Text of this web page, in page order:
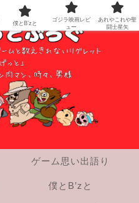
ゲーム思い出語り
僕とB’zと
僕とB’zと
ゴジラ映画レビ
ュー
あれやこれや聖
闘士星矢